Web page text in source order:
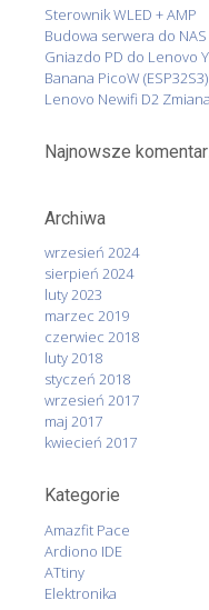
Sterownik WLED + AMP
Budowa serwera do
Gniazdo PD do Lenovo
Banana PicoW (ESP32S3)
Lenovo Newifi D2
Najnowsze
Archiwa
wrzesień 2024
sierpień 2024
luty 2023
marzec 2019
czerwiec 2018
luty 2018
styczeń 2018
wrzesień 2017
maj 2017
kwiecień 2017
Kategorie
Amazfit Pace
Ardiono IDE
ATtiny
Elektronika